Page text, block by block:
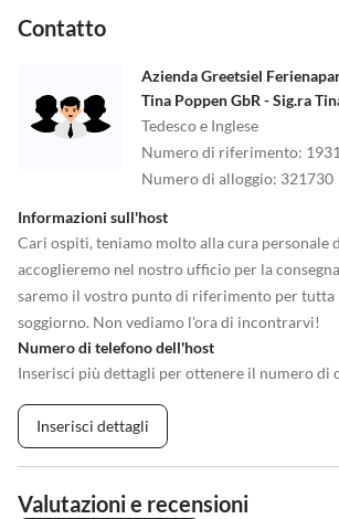
Contatto
Azienda Greetsiel
Tina Poppen GbR - Sig.ra
Tedesco e Inglese
Numero di riferimento:
Numero di alloggio: 321730
Informazioni sull'host
Cari ospiti, teniamo molto alla cura personale
accoglieremo nel nostro ufficio per la
saremo il vostro punto di riferimento per tutta
soggiorno. Non vediamo l'ora di incontrarvi!
Numero di telefono dell'host
Inserisci più dettagli per ottenere il numero di
Inserisci dettagli
Valutazioni e recensioni